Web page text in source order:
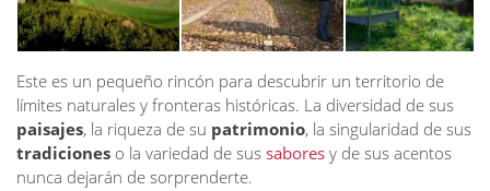
Este es un pequeño rincón para descubrir un territorio de
límites naturales y fronteras históricas. La diversidad de sus
paisajes, la riqueza de su patrimonio, la singularidad de sus
tradiciones o la variedad de sussaboresy de sus acentos
nunca dejarán de sorprenderte.